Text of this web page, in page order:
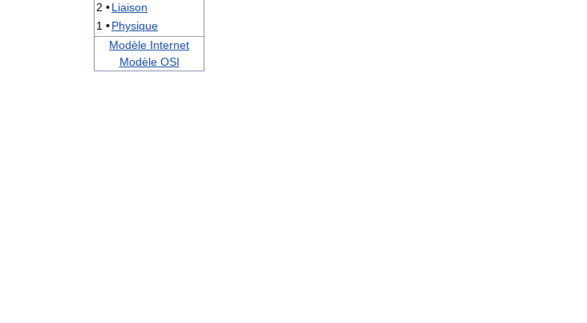
2 •Liaison
1 •Physique
Modèle Internet
Modèle OSI